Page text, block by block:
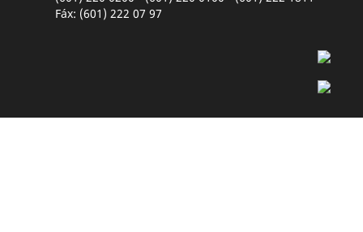
Fáx: (601) 222 07 97